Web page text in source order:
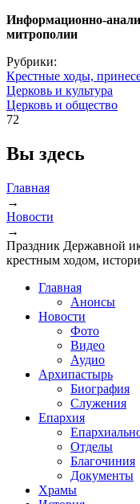
Информационно-
митрополии
Рубрики:
Крестные ходы,
Церковь и культура
Церковь и общество
72
Вы здесь
Главная
→
Новости
→
Праздник Державной
крестным ходом,
Главная
Анонсы
Новости
Фото
Видео
Аудио
Архипастырь
Биография
Служения
Епархия
Отделы
Благочиния
Документы
Храмы